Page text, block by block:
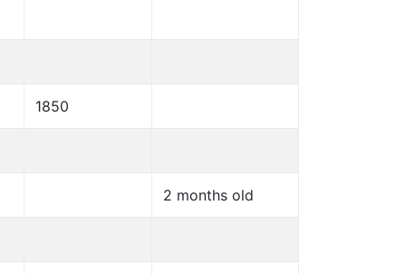
1850
2 months old